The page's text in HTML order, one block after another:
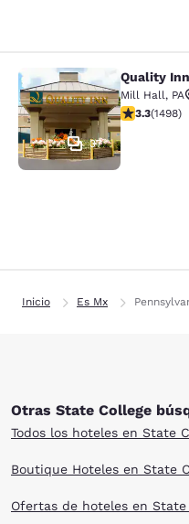
Quality Inn Mill
37
Quality
Mill Hall, PA
calificación
3.3(1498)
Inicio Es Mx
Otras State College
Todos los hoteles en State
Boutique Hoteles en State
Ofertas de hoteles en State